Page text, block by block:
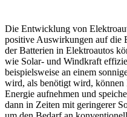
Die Entwicklung von
positive Auswirkungen auf die
der Batterien in Elektroautos
wie Solar- und Windkraft
beispielsweise an einem
wird, als benötigt wird, können
Energie aufnehmen und
dann in Zeiten mit geringerer